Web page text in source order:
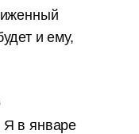
и ему,
Я в январе